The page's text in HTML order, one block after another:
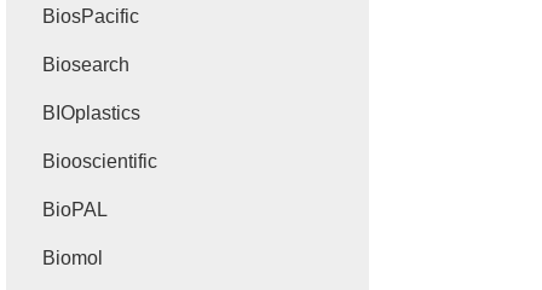
BiosPacific
Biosearch
BIOplastics
Biooscientific
BioPAL
Biomol